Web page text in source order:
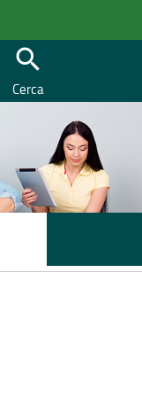
search
Cerca